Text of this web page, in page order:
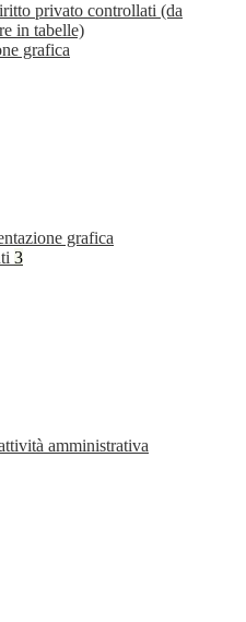
privato controllati (da
in tabelle)
grafica
grafica
3
amministrativa